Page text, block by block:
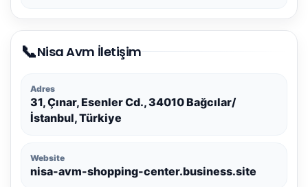
📞Nisa Avm İletişim
Adres
31, Çınar, Esenler Cd., 34010 Bağcılar/
İstanbul, Türkiye
Website
nisa-avm-shopping-center.business.site